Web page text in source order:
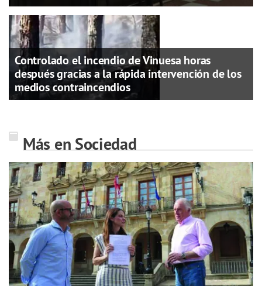
Controlado el incendio de Vinuesa horas
después gracias a la rápida intervención de los
medios contraincendios
Más en Sociedad